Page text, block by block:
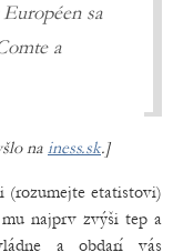
sa
a
na iness.sk.]
(rozumejte etatistovi)
najprv zvýši tep a
a obdarí vás